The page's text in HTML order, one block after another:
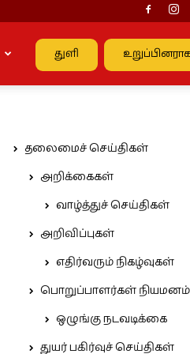
துளி
தலைமைச் செய்திகள்
அறிக்கைகள்
வாழ்த்துச் செய்திகள்
அறிவிப்புகள்
எதிர்வரும் நிகழ்வுகள்
பொறுப்பாளர்கள் நியமனம்
ஒழுங்கு நடவடிக்கை
துயர் பகிர்வுச் செய்திகள்